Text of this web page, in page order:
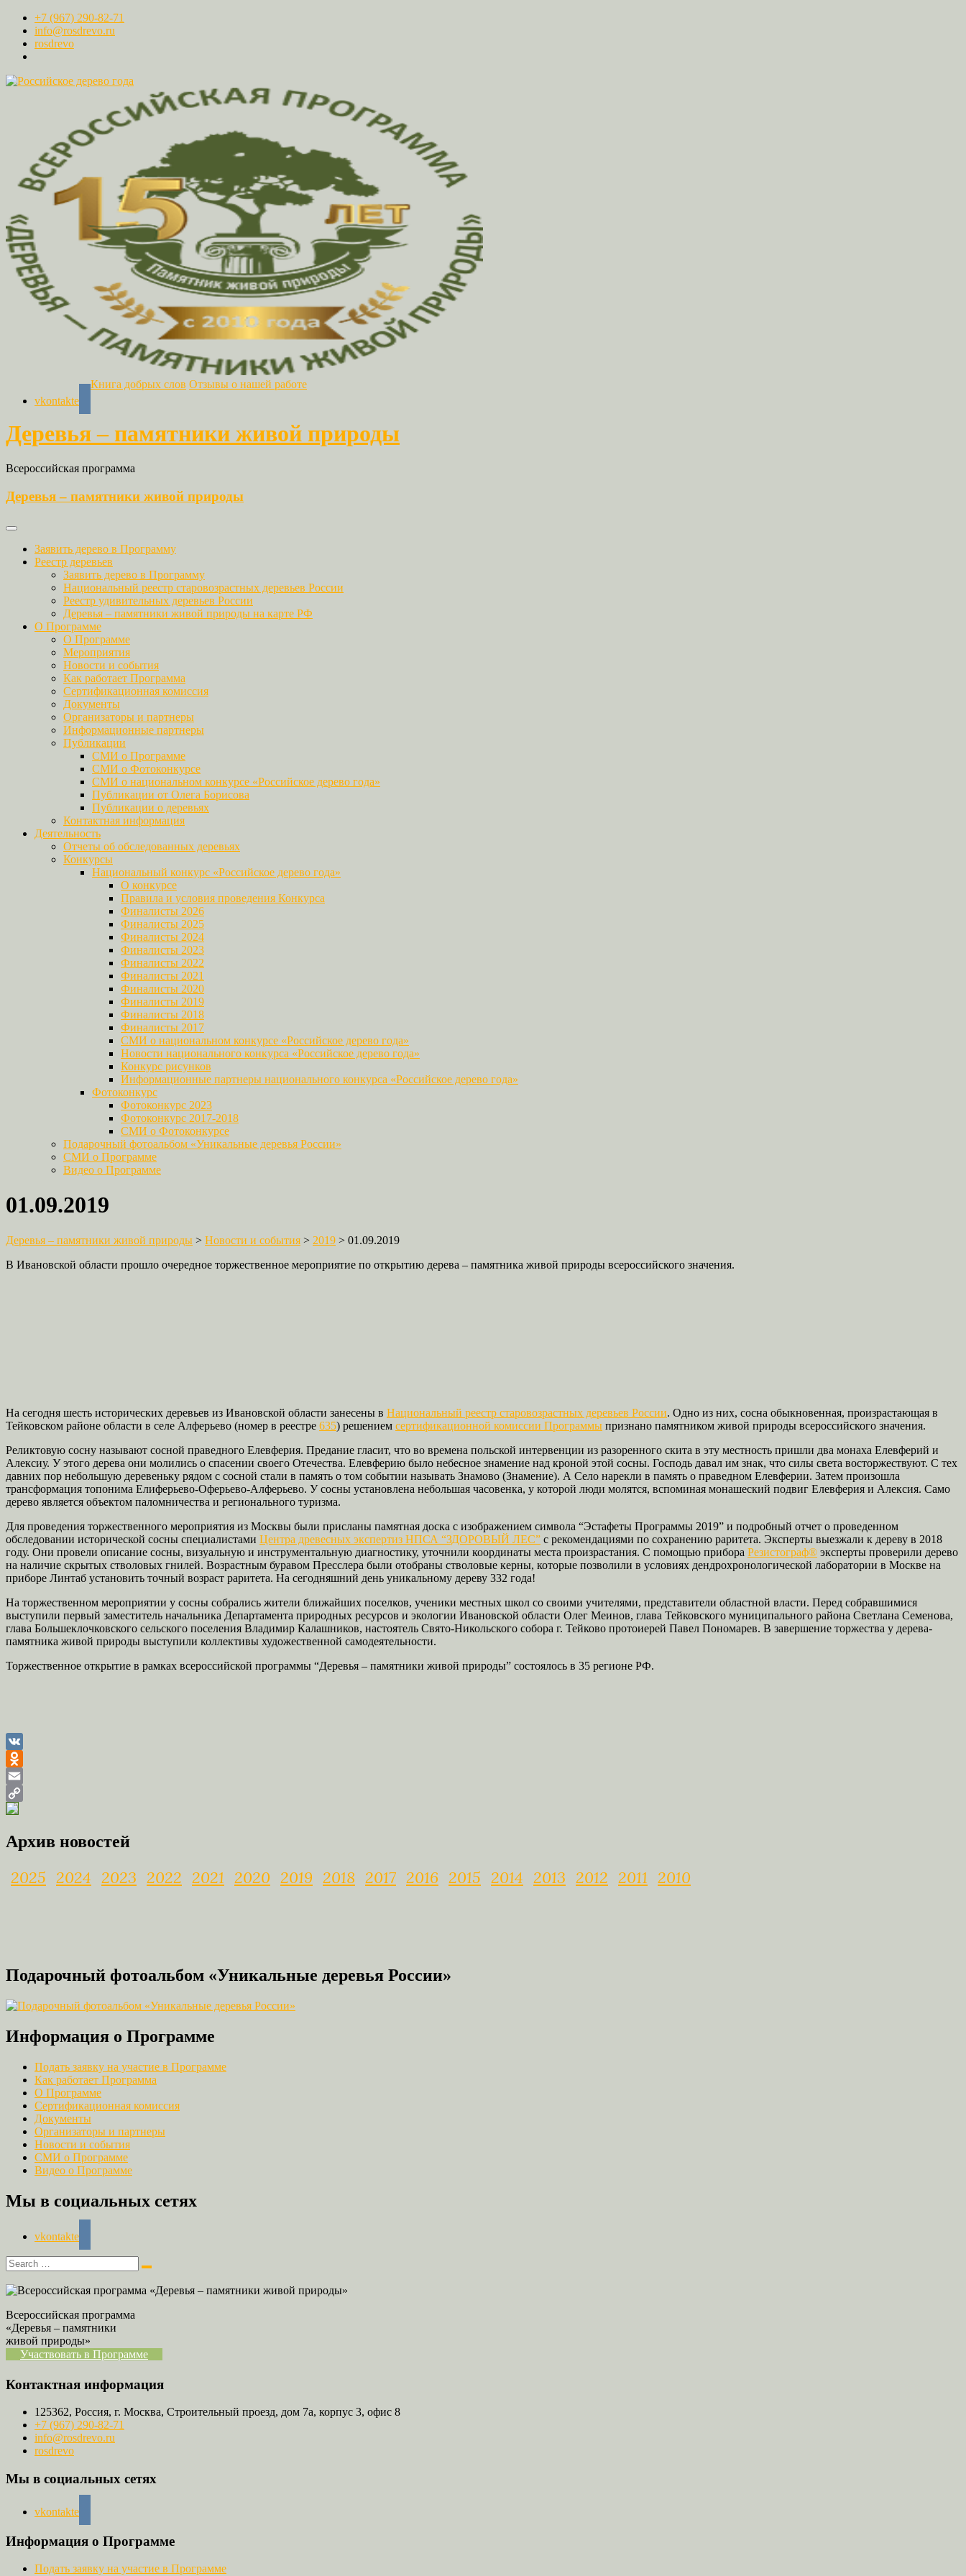
+7 (967) 290-82-71
info@rosdrevo.ru
rosdrevo
vkontakte
Книга добрых слов Отзывы о нашей работе
Деревья – памятники живой природы
Всероссийская программа
Деревья – памятники живой природы
Заявить дерево в Программу
Реестр деревьев
Заявить дерево в Программу
Национальный реестр старовозрастных деревьев России
Реестр удивительных деревьев России
Деревья – памятники живой природы на карте РФ
О Программе
О Программе
Мероприятия
Новости и события
Как работает Программа
Сертификационная комиссия
Документы
Организаторы и партнеры
Информационные партнеры
Публикации
СМИ о Программе
СМИ о Фотоконкурсе
СМИ о национальном конкурсе «Российское дерево года»
Публикации от Олега Борисова
Публикации о деревьях
Контактная информация
Деятельность
Отчеты об обследованных деревьях
Конкурсы
Национальный конкурс «Российское дерево года»
О конкурсе
Правила и условия проведения Конкурса
Финалисты 2026
Финалисты 2025
Финалисты 2024
Финалисты 2023
Финалисты 2022
Финалисты 2021
Финалисты 2020
Финалисты 2019
Финалисты 2018
Финалисты 2017
СМИ о национальном конкурсе «Российское дерево года»
Новости национального конкурса «Российское дерево года»
Конкурс рисунков
Информационные партнеры национального конкурса «Российское дерево года»
Фотоконкурс
Фотоконкурс 2023
Фотоконкурс 2017-2018
СМИ о Фотоконкурсе
Подарочный фотоальбом «Уникальные деревья России»
СМИ о Программе
Видео о Программе
01.09.2019
Деревья – памятники живой природы > Новости и события > 2019 > 01.09.2019
В Ивановской области прошло очередное торжественное мероприятие по открытию дерева – памятника живой природы всероссийского значения.
На сегодня шесть исторических деревьев из Ивановской области занесены в Национальный реестр старовозрастных деревьев России. Одно из них, сосна обыкновенная, произрастающая в
Тейковском районе области в селе Алферьево (номер в реестре 635) решением сертификационной комиссии Программы признано памятником живой природы всероссийского значения.
Реликтовую сосну называют сосной праведного Елевферия. Предание гласит, что во времена польской интервенции из разоренного скита в эту местность пришли два монаха Елевферий и
Алексиу. У этого дерева они молились о спасении своего Отечества. Елевферию было небесное знамение над кроной этой сосны. Господь давал им знак, что силы света восторжествуют. С тех
давних пор небольшую деревеньку рядом с сосной стали в память о том событии называть Знамово (Знамение). А Село нарекли в память о праведном Елевферии. Затем произошла
трансформация топонима Елиферьево-Оферьево-Алферьево. У сосны установлена небольшая часовенка, у которой люди молятся, вспоминая монашеский подвиг Елевферия и Алексия. Само
дерево является объектом паломничества и регионального туризма.
Для проведения торжественного мероприятия из Москвы были присланы памятная доска с изображением символа “Эстафеты Программы 2019” и подробный отчет о проведенном
обследовании исторической сосны специалистами Центра древесных экспертиз НПСА “ЗДОРОВЫЙ ЛЕС” с рекомендациями по сохранению раритета. Эксперты выезжали к дереву в 2018
году. Они провели описание сосны, визуальную и инструментальную диагностику, уточнили координаты места произрастания. С помощью прибора Резистограф® эксперты проверили дерево
на наличие скрытых стволовых гнилей. Возрастным буравом Пресслера были отобраны стволовые керны, которые позволили в условиях дендрохронологической лаборатории в Москве на
приборе Линтаб установить точный возраст раритета. На сегодняшний день уникальному дереву 332 года!
На торжественном мероприятии у сосны собрались жители ближайших поселков, ученики местных школ со своими учителями, представители областной власти. Перед собравшимися
выступили первый заместитель начальника Департамента природных ресурсов и экологии Ивановской области Олег Меинов, глава Тейковского муниципального района Светлана Семенова,
глава Большеклочковского сельского поселения Владимир Калашников, настоятель Свято-Никольского собора г. Тейково протоиерей Павел Пономарев. В завершение торжества у дерева-
памятника живой природы выступили коллективы художественной самодеятельности.
Торжественное открытие в рамках всероссийской программы “Деревья – памятники живой природы” состоялось в 35 регионе РФ.
VK
Odnoklassniki
Email
Copy
Архив новостей
2025 2024 2023 2022 2021 2020 2019 2018 2017 2016 2015 2014 2013 2012 2011 2010
Подарочный фотоальбом «Уникальные деревья России»
Информация о Программе
Подать заявку на участие в Программе
Как работает Программа
О Программе
Сертификационная комиссия
Документы
Организаторы и партнеры
Новости и события
СМИ о Программе
Видео о Программе
Мы в социальных сетях
vkontakte
Всероссийская программа
«Деревья – памятники
живой природы»
Участвовать в Программе
Контактная информация
125362, Россия, г. Москва, Строительный проезд, дом 7а, корпус 3, офис 8
+7 (967) 290-82-71
info@rosdrevo.ru
rosdrevo
Мы в социальных сетях
vkontakte
Информация о Программе
Подать заявку на участие в Программе